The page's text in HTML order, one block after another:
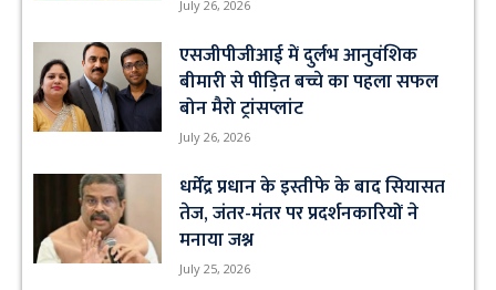
July 26, 2026
एसजीपीजीआई में दुर्लभ आनुवंशिक
बीमारी से पीड़ित बच्चे का पहला सफल
बोन मैरो ट्रांसप्लांट
July 26, 2026
धर्मेंद्र प्रधान के इस्तीफे के बाद सियासत
तेज, जंतर-मंतर पर प्रदर्शनकारियों ने
मनाया जश्न
July 25, 2026